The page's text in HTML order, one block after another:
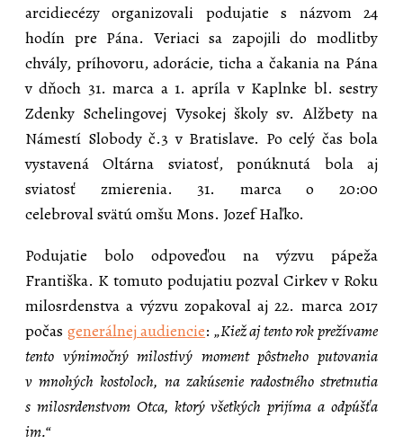
arcidiecézy organizovali podujatie s názvom 24
hodín pre Pána. Veriaci sa zapojili do modlitby
chvály, príhovoru, adorácie, ticha a čakania na Pána
v dňoch 31. marca a 1. apríla v Kaplnke bl. sestry
Zdenky Schelingovej Vysokej školy sv. Alžbety na
Námestí Slobody č.3 v Bratislave. Po celý čas bola
vystavená Oltárna sviatosť, ponúknutá bola aj
sviatosť zmierenia. 31. marca o 20:00
celebroval svätú omšu Mons. Jozef Haľko.
Podujatie bolo odpoveďou na výzvu pápeža
Františka. K tomuto podujatiu pozval Cirkev v Roku
milosrdenstva a výzvu zopakoval aj 22. marca 2017
počas generálnej audiencie: „Kiež aj tento rok prežívame
tento výnimočný milostivý moment pôstneho putovania
v mnohých kostoloch, na zakúsenie radostného stretnutia
s milosrdenstvom Otca, ktorý všetkých prijíma a odpúšťa
im.“